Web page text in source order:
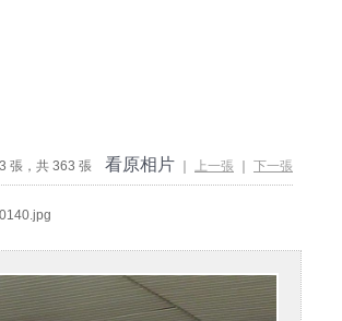
張，共 363 張 看原相片 上一張 下一張